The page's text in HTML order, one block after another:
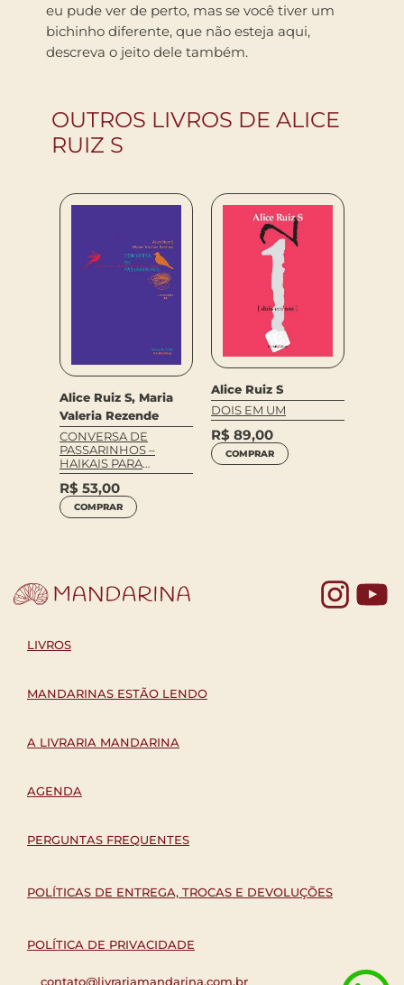
eu pude ver de perto, mas se você tiver um
bichinho diferente, que não esteja aqui,
descreva o jeito dele também.
OUTROS LIVROS DE ALICE
RUIZ S
Alice Ruiz S, Maria
Valeria Rezende
CONVERSA DE
PASSARINHOS –
HAIKAIS PARA
CRIANÇAS DE TODAS
AS IDADES
R$ 53,00
COMPRAR
Alice Ruiz S
DOIS EM UM
R$ 89,00
COMPRAR
LIVROS
MANDARINAS ESTÃO LENDO
A LIVRARIA MANDARINA
AGENDA
PERGUNTAS FREQUENTES
POLÍTICAS DE ENTREGA, TROCAS E DEVOLUÇÕES
POLÍTICA DE PRIVACIDADE
contato@livrariamandarina.com.br